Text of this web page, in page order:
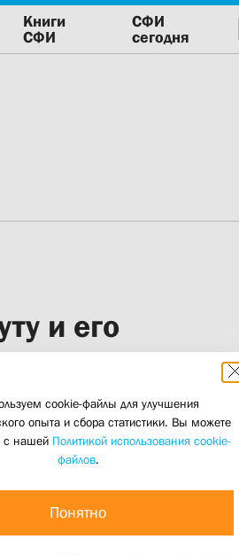
Книги
СФИ
СФИ
сегодня
и его
по иску
с
cookie-файлы для улучшения
опыта и сбора статистики. Вы можете
с нашей Политикой использования cookie-
файлов.
Понятно